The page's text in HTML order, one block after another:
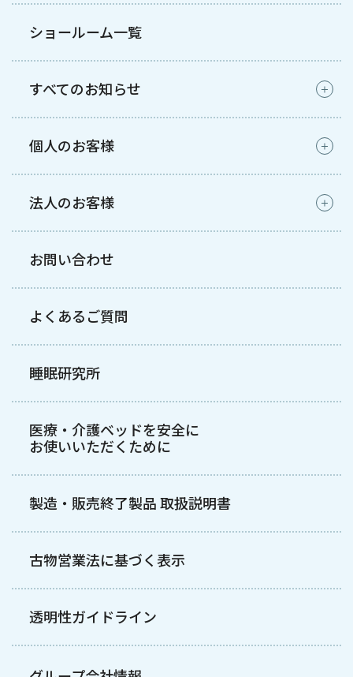
ショールーム一覧
すべてのお知らせ
個人のお客様
法人のお客様
お問い合わせ
よくあるご質問
睡眠研究所
医療・介護ベッドを安全に
お使いいただくために
製造・販売終了製品 取扱説明書
古物営業法に基づく表示
透明性ガイドライン